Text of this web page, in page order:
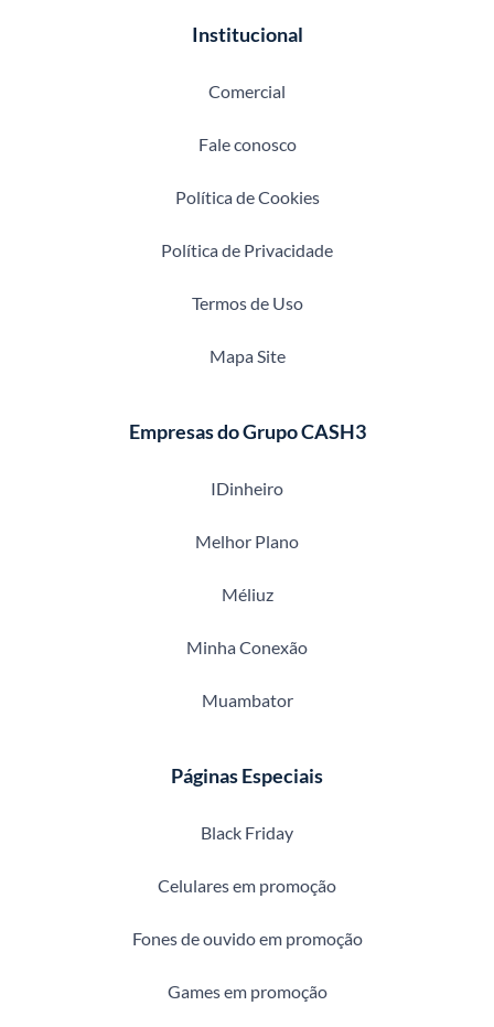
Institucional
Comercial
Fale conosco
Política de Cookies
Política de Privacidade
Termos de Uso
Mapa Site
Empresas do Grupo CASH3
IDinheiro
Melhor Plano
Méliuz
Minha Conexão
Muambator
Páginas Especiais
Black Friday
Celulares em promoção
Fones de ouvido em promoção
Games em promoção